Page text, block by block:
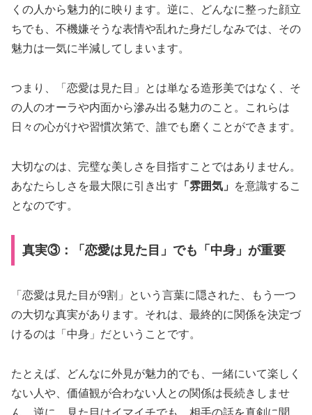
くの人から魅力的に映ります。逆に、どんなに整った顔立
ちでも、不機嫌そうな表情や乱れた身だしなみでは、その
魅力は一気に半減してしまいます。
つまり、「恋愛は見た目」とは単なる造形美ではなく、そ
の人のオーラや内面から滲み出る魅力のこと。これらは
日々の心がけや習慣次第で、誰でも磨くことができます。
大切なのは、完璧な美しさを目指すことではありません。
あなたらしさを最大限に引き出す 「雰囲気」
を意識するこ
となのです。
真実③：「恋愛は見た目」でも「中身」が重要
「恋愛は見た目が9割」という言葉に隠された、もう一つ
の大切な真実があります。それは、最終的に関係を決定づ
けるのは「中身」だということです。
たとえば、どんなに外見が魅力的でも、一緒にいて楽しく
ない人や、価値観が合わない人との関係は長続きしませ
ん。逆に、見た目はイマイチでも、相手の話を真剣に聞